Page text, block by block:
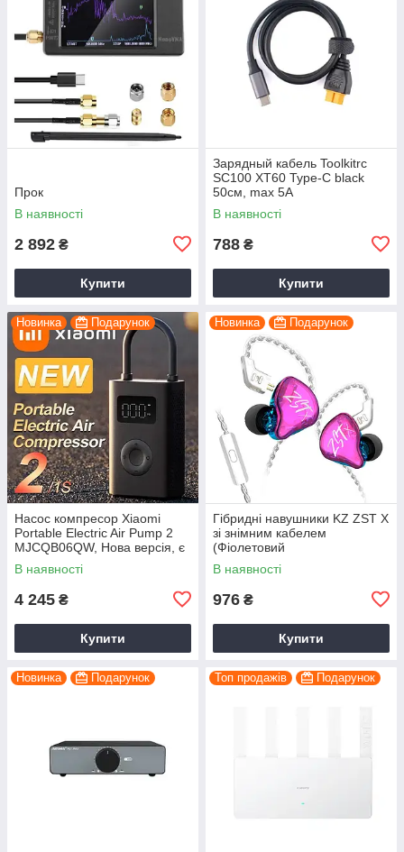
Прок
В наявності
2 892 ₴
Купити
Зарядный кабель Toolkitrc
SC100 XT60 Type-C black
50см, max 5A
В наявності
788 ₴
Купити
Новинка Подарунок
Насос компресор Xiaomi
Portable Electric Air Pump 2
MJCQB06QW, Нова версія, є
режим самоката
В наявності
4 245 ₴
Купити
Новинка Подарунок
Гібридні навушники KZ ZST X
зі знімним кабелем
(Фіолетовий
В наявності
976 ₴
Купити
Новинка Подарунок Топ продажів Подарунок